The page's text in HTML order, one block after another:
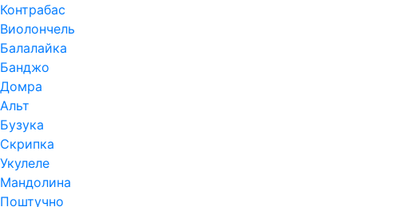
Контрабас
Виолончель
Балалайка
Банджо
Домра
Альт
Бузука
Скрипка
Укулеле
Мандолина
Поштучно